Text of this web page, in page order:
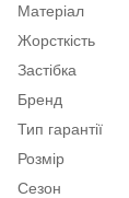
Матеріал
Жорсткість
Застібка
Бренд
Тип гарантії
Розмір
Сезон